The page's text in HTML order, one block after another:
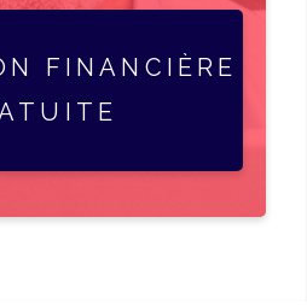
FINANCIÈRE